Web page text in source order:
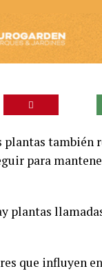
también
para
plantas
que influyen